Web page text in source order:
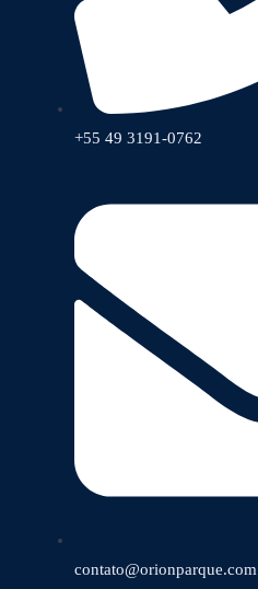
+55 49 3191-0762
contato@orionparque.com